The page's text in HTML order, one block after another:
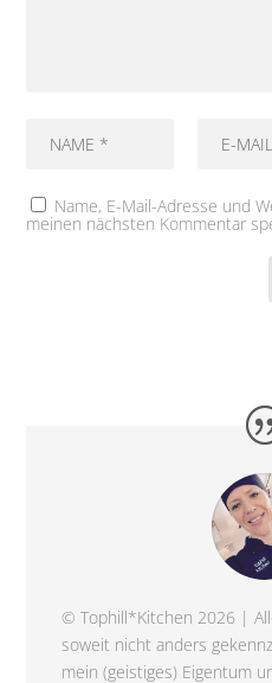
Name, E-Mail-Adresse und
meinen nächsten Kommentar
© Tophill*Kitchen 2026 |
soweit nicht anders
mein (geistiges) Eigentum